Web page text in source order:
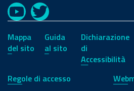
YouTubeTwitter
Mappa
del sito
Guida
al sito
Dichiarazione
di
Accessibilità
Regole di accesso